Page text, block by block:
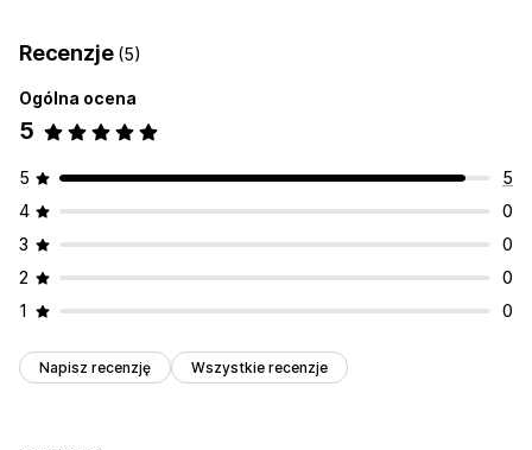
Kod strony internetowej
Działania zablokowane
Kopiowanie i wklejanie
Skróty klawiszowe
Komunikat o prawach autorskich
Recenzje (5)
Ogólna ocena
5
5
5
4
0
3
0
2
0
1
0
Napisz recenzję Wszystkie recenzje